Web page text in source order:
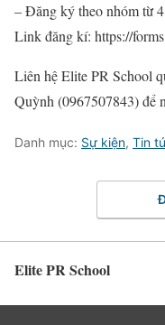
– Đăng ký theo nhóm từ
Link đăng kí: https://
Liên hệ Elite PR School
Quỳnh (0967507843) để
Danh mục: Sự kiện, Tin
Elite PR School